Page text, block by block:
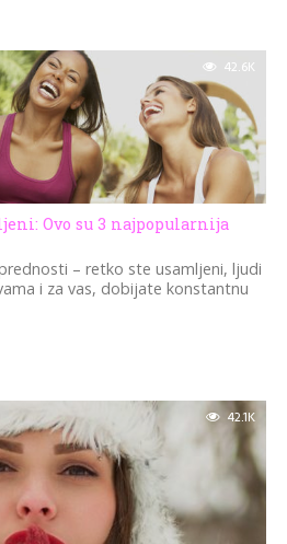
42.6K
Ovo su 3 najpopularnija
– retko ste usamljeni, ljudi
i za vas, dobijate konstantnu
42.1K